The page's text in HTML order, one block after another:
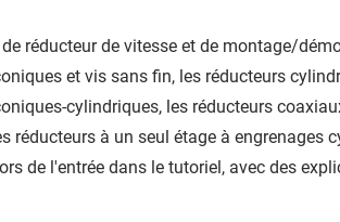
réducteur de vitesse et de montage/
et vis sans fin, les réducteurs
cylindriques, les réducteurs
réducteurs à un seul étage à
de l'entrée dans le tutoriel, avec des